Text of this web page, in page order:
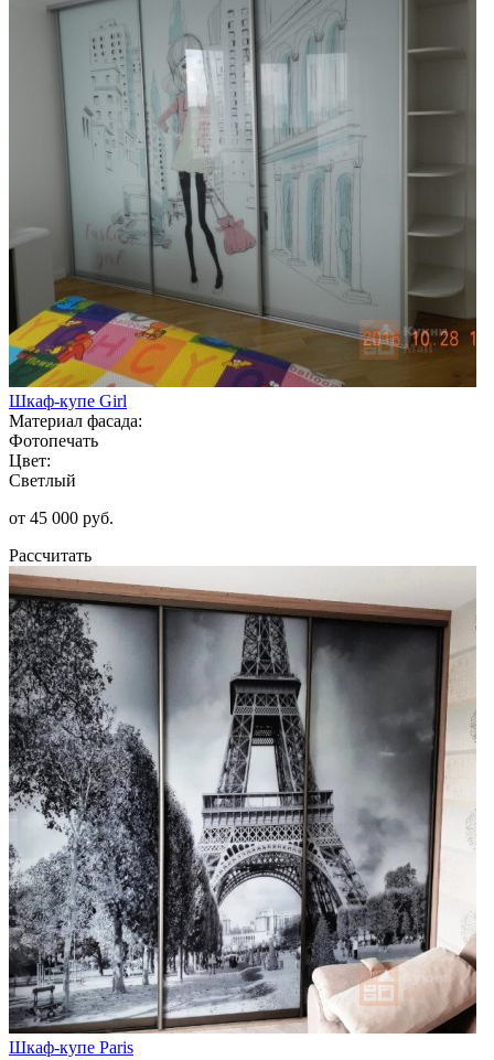
Шкаф-купе Girl
Материал фасада:
Фотопечать
Цвет:
Светлый
от 45 000 руб.
Рассчитать
Шкаф-купе Paris